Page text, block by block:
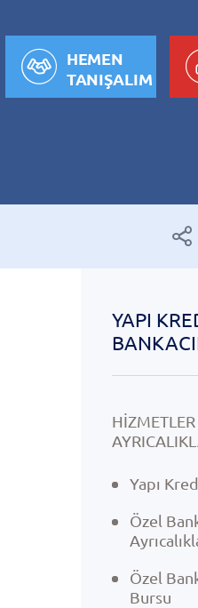
HEMEN
TANIŞALIM
YAPI
HİZMETLER
Yapı
Özel
Özel
Bursu